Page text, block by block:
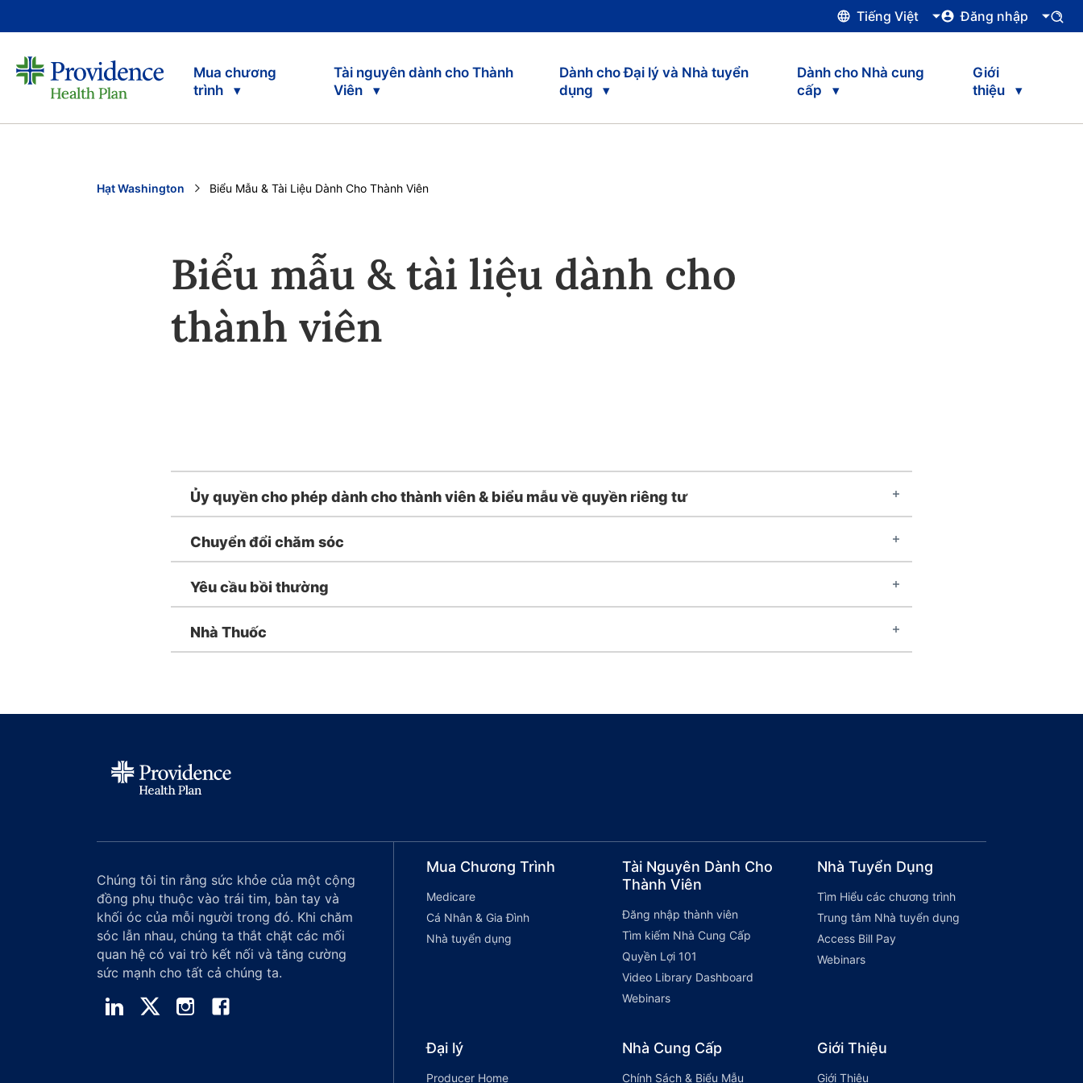
Tiếng Việt Đăng nhập
Mua chương
trình
Tài nguyên dành cho Thành
Viên
Dành cho Đại lý và Nhà tuyển
dụng
Dành cho Nhà cung
cấp
Giới
thiệu
Hạt Washington Current:
Biểu Mẫu & Tài Liệu Dành Cho Thành Viên
Biểu mẫu & tài liệu dành cho
thành viên
Ủy quyền cho phép dành cho thành viên & biểu mẫu về quyền riêng tư
Chuyển đổi chăm sóc
Yêu cầu bồi thường
Nhà Thuốc
Chúng tôi tin rằng sức khỏe của một cộng
đồng phụ thuộc vào trái tim, bàn tay và
khối óc của mỗi người trong đó. Khi chăm
sóc lẫn nhau, chúng ta thắt chặt các mối
quan hệ có vai trò kết nối và tăng cường
sức mạnh cho tất cả chúng ta.
Mua Chương Trình
Medicare
Cá Nhân & Gia Đình
Nhà tuyển dụng
Tài Nguyên Dành Cho
Thành Viên
Đăng nhập thành viên
Tìm kiếm Nhà Cung Cấp
Quyền Lợi 101
Video Library Dashboard
Webinars
Nhà Tuyển Dụng
Tìm Hiểu các chương trình
Trung tâm Nhà tuyển dụng
Access Bill Pay
Webinars
Đại lý
Producer Home
Nhà Cung Cấp
Chính Sách & Biểu Mẫu
Giới Thiệu
Giới Thiệu